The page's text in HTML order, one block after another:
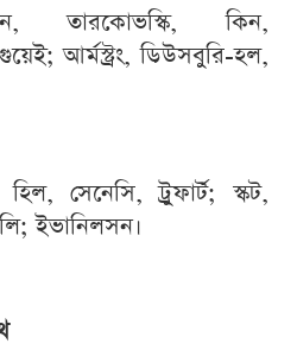
তারকোভস্কি, কিন,
আর্মস্ট্রং, ডিউসবুরি-হল,
সেনেসি, ট্রুফার্ট; স্কট,
ইভানিলসন।